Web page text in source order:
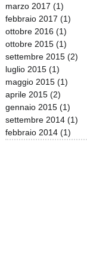
marzo 2017 (1)
febbraio 2017 (1)
ottobre 2016 (1)
ottobre 2015 (1)
settembre 2015 (2)
luglio 2015 (1)
maggio 2015 (1)
aprile 2015 (2)
gennaio 2015 (1)
settembre 2014 (1)
febbraio 2014 (1)